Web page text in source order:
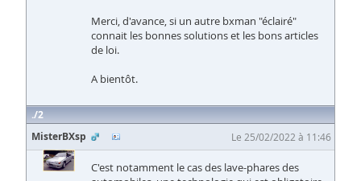
Merci, d'avance, si un autre bxman "éclairé"
connait les bonnes solutions et les bons articles
de loi.
A bientôt.
2
MisterBXsp
Le 25/02/2022 à 11:46
C'est notamment le cas des lave-phares des